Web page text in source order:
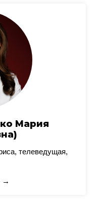
Мария
телеведущая,
→